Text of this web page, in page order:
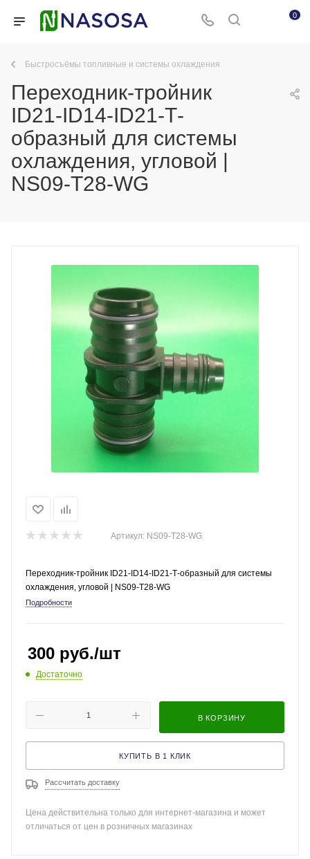
0
Быстросъёмы топливные и системы охлаждения
Переходник-тройник
ID21-ID14-ID21-Т-
образный для системы
охлаждения, угловой |
NS09-T28-WG
Артикул: NS09-T28-WG
Переходник-тройник ID21-ID14-ID21-Т-образный для системы
охлаждения, угловой | NS09-T28-WG
Подробности
300 руб./шт
Достаточно
В КОРЗИНУ
КУПИТЬ В 1 КЛИК
Рассчитать доставку
Цена действительна только для интернет-магазина и может
отличаться от цен в розничных магазинах